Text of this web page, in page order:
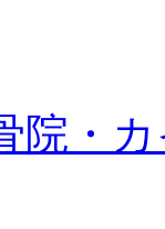
院・